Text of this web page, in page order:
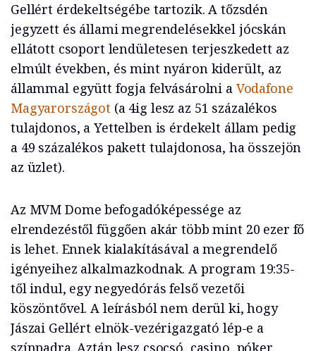
Gellért érdekeltségébe tartozik. A tőzsdén
jegyzett és állami megrendelésekkel jócskán
ellátott csoport lendületesen terjeszkedett az
elmúlt években, és mint nyáron kiderült, az
állammal együtt fogja felvásárolni a Vodafone
Magyarországot(a 4ig lesz az 51 százalékos
tulajdonos, a Yettelben is érdekelt állam pedig
a 49 százalékos pakett tulajdonosa, ha összejön
az üzlet).
Az MVM Dome befogadóképessége az
elrendezéstől függően akár több mint 20 ezer fő
is lehet. Ennek kialakításával a megrendelő
igényeihez alkalmazkodnak. A program 19:35-
től indul, egy negyedórás felső vezetői
köszöntővel. A leírásból nem derül ki, hogy
Jászai Gellért elnök-vezérigazgató lép-e a
színpadra. Aztán lesz csocsó, casino, póker,